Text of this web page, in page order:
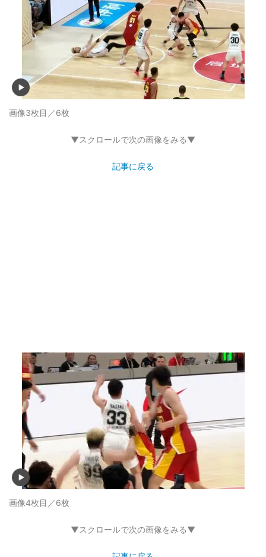
画像3枚目／6枚
▼スクロールで次の画像をみる▼
記事に戻る
画像4枚目／6枚
▼スクロールで次の画像をみる▼